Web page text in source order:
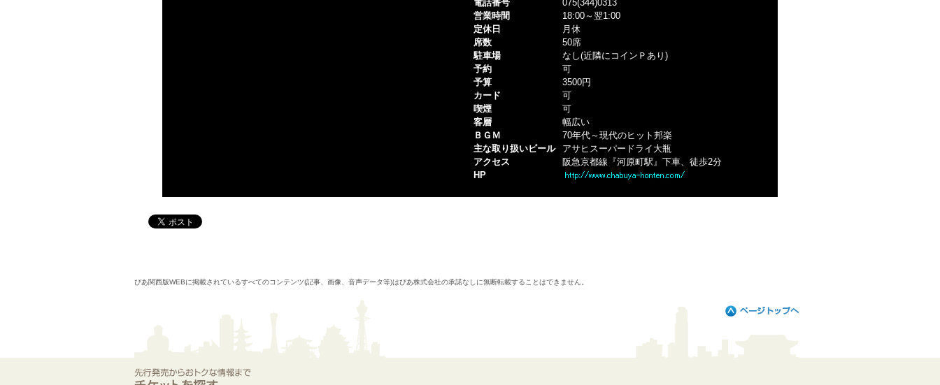
電話番号
075(344)0313
営業時間
18:00～翌1:00
定休日
月休
席数
50席
駐車場
なし(近隣にコインＰあり)
予約
可
予算
3500円
カード
可
喫煙
可
客層
幅広い
ＢＧＭ
70年代～現代のヒット邦楽
主な取り扱いビール
アサヒスーパードライ大瓶
アクセス
阪急京都線『河原町駅』下車、徒歩2分
HP
ぴあ関西版WEBに掲載されているすべてのコンテンツ(記事、画像、音声データ等)はぴあ株式会社の承諾なしに無断転載することはできません。